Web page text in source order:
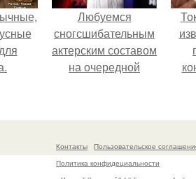
Любуемся
сногсшибательным
актерским составом
на очередной
Контакты
Пользовательское
Политика конфидециальности